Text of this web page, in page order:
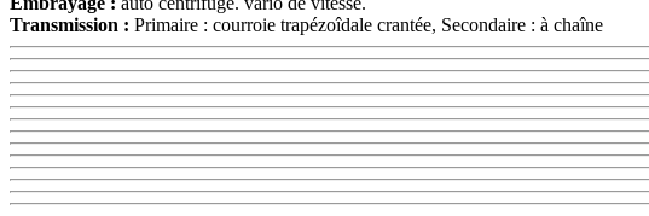
Transmission : Primaire : courroie trapézoîdale crantée, Secondaire : à chaîne